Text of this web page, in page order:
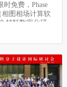
时免费，Phase
相图相场计算软
材料数字化研